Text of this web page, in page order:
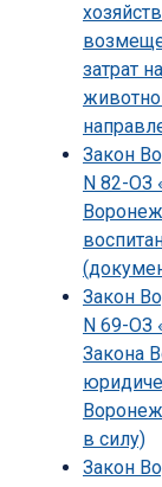
затрат
Закон
N 82-ОЗ
Закон
N 69-ОЗ
Закона
в силу)
Закон